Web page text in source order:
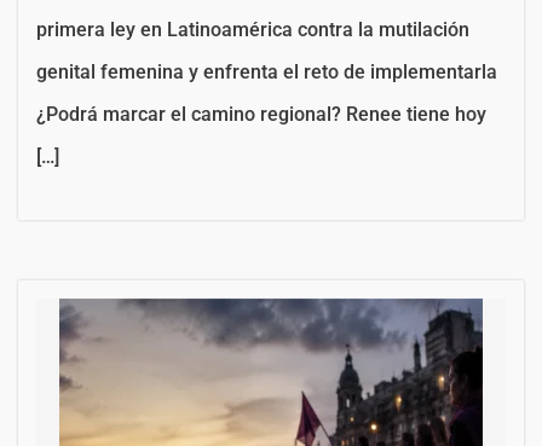
primera ley en Latinoamérica contra la mutilación
genital femenina y enfrenta el reto de implementarla
¿Podrá marcar el camino regional? Renee tiene hoy
[…]